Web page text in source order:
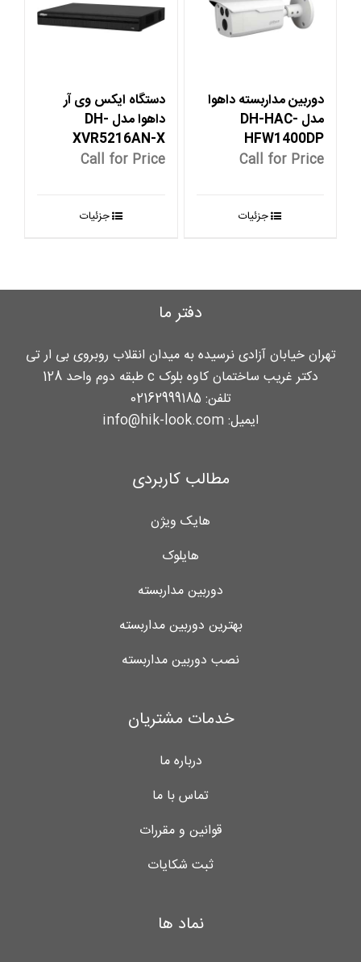
دوربین مداربسته داهوا
مدل DH-HAC-
HFW1400DP
Call for Price
جزئیات
دستگاه ایکس وی آر
داهوا مدل DH-
XVR5216AN-X
Call for Price
جزئیات
دفتر ما
تهران خیابان آزادی نرسیده به میدان انقلاب روبروی بی ار تی
دکتر غریب ساختمان کاوه بلوک c طبقه دوم واحد 128
تلفن: 02162999185
ایمیل: info@hik-look.com
مطالب کاربردی
هایک ویژن
هایلوک
دوربین مداربسته
بهترین دوربین مداربسته
نصب دوربین مداربسته
خدمات مشتریان
درباره ما
تماس با ما
قوانین و مقررات
ثبت شکایات
نماد ها